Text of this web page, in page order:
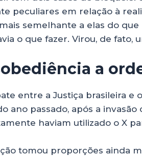
peculiares em relação à
semelhante a elas do
o que fazer. Virou, de fato,
a
entre a Justiça brasileira e
ano passado, após a
haviam utilizado o X
tomou proporções ainda